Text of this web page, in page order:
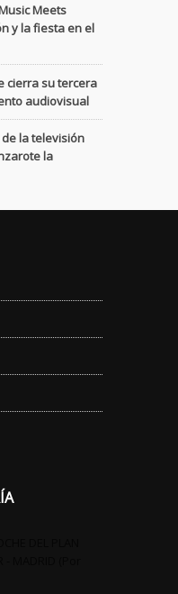
Meets
y la fiesta en el
cierra su tercera
audiovisual
la televisión
la